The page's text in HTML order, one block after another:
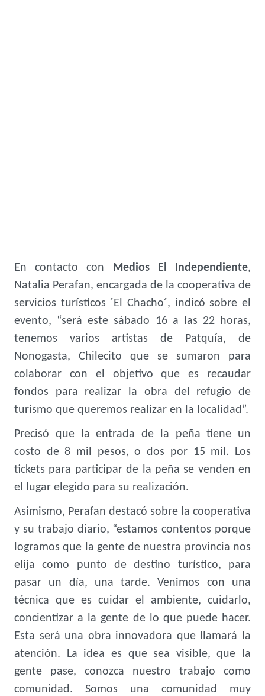
En contacto con Medios El Independiente,
Natalia Perafan, encargada de la cooperativa de
servicios turísticos ´El Chacho´, indicó sobre el
evento, “será este sábado 16 a las 22 horas,
tenemos varios artistas de Patquía, de
Nonogasta, Chilecito que se sumaron para
colaborar con el objetivo que es recaudar
fondos para realizar la obra del refugio de
turismo que queremos realizar en la localidad”.
Precisó que la entrada de la peña tiene un
costo de 8 mil pesos, o dos por 15 mil. Los
tickets para participar de la peña se venden en
el lugar elegido para su realización.
Asimismo, Perafan destacó sobre la cooperativa
y su trabajo diario, “estamos contentos porque
logramos que la gente de nuestra provincia nos
elija como punto de destino turístico, para
pasar un día, una tarde. Venimos con una
técnica que es cuidar el ambiente, cuidarlo,
concientizar a la gente de lo que puede hacer.
Esta será una obra innovadora que llamará la
atención. La idea es que sea visible, que la
gente pase, conozca nuestro trabajo como
comunidad. Somos una comunidad muy